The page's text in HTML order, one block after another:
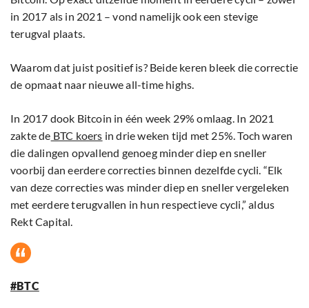
in 2017 als in 2021 – vond namelijk ook een stevige
terugval plaats.
Waarom dat juist positief is? Beide keren bleek die correctie
de opmaat naar nieuwe all-time highs.
In 2017 dook Bitcoin in één week 29% omlaag. In 2021
zakte de BTC koers in drie weken tijd met 25%. Toch waren
die dalingen opvallend genoeg minder diep en sneller
voorbij dan eerdere correcties binnen dezelfde cycli. “Elk
van deze correcties was minder diep en sneller vergeleken
met eerdere terugvallen in hun respectieve cycli,” aldus
Rekt Capital.
#BTC